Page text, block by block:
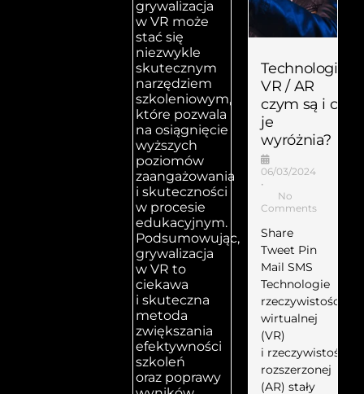
grywalizacja
w VR może
stać się
niezwykle
skutecznym
narzędziem
szkoleniowym,
które pozwala
na osiągnięcie
wyższych
poziomów
zaangażowania
i skuteczności
w procesie
edukacyjnym.
Podsumowując,
grywalizacja
w VR to
ciekawa
i skuteczna
metoda
zwiększania
efektywności
szkoleń
oraz poprawy
Technologia
VR / AR
czym są i co
je
wyróżnia?
06/03/2024
•
No
Comments
Share
Tweet Pin
Mail SMS
Technologie
rzeczywistości
wirtualnej
(VR)
i rzeczywistości
rozszerzonej
(AR) stały